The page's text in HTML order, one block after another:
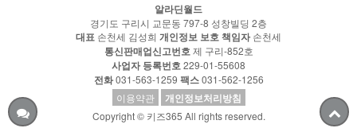
알라딘월드
경기도 구리시 교문동 797-8 성창빌딩 2층
대표 손천세 김성희 개인정보 보호 책임자손천세
통신판매업신고번호 제 구리-852호
사업자 등록번호 229-01-55608
전화031-563-1259 팩스031-562-1256
이용약관
개인정보처리방침
Copyright © 키즈365 All rights reserved.